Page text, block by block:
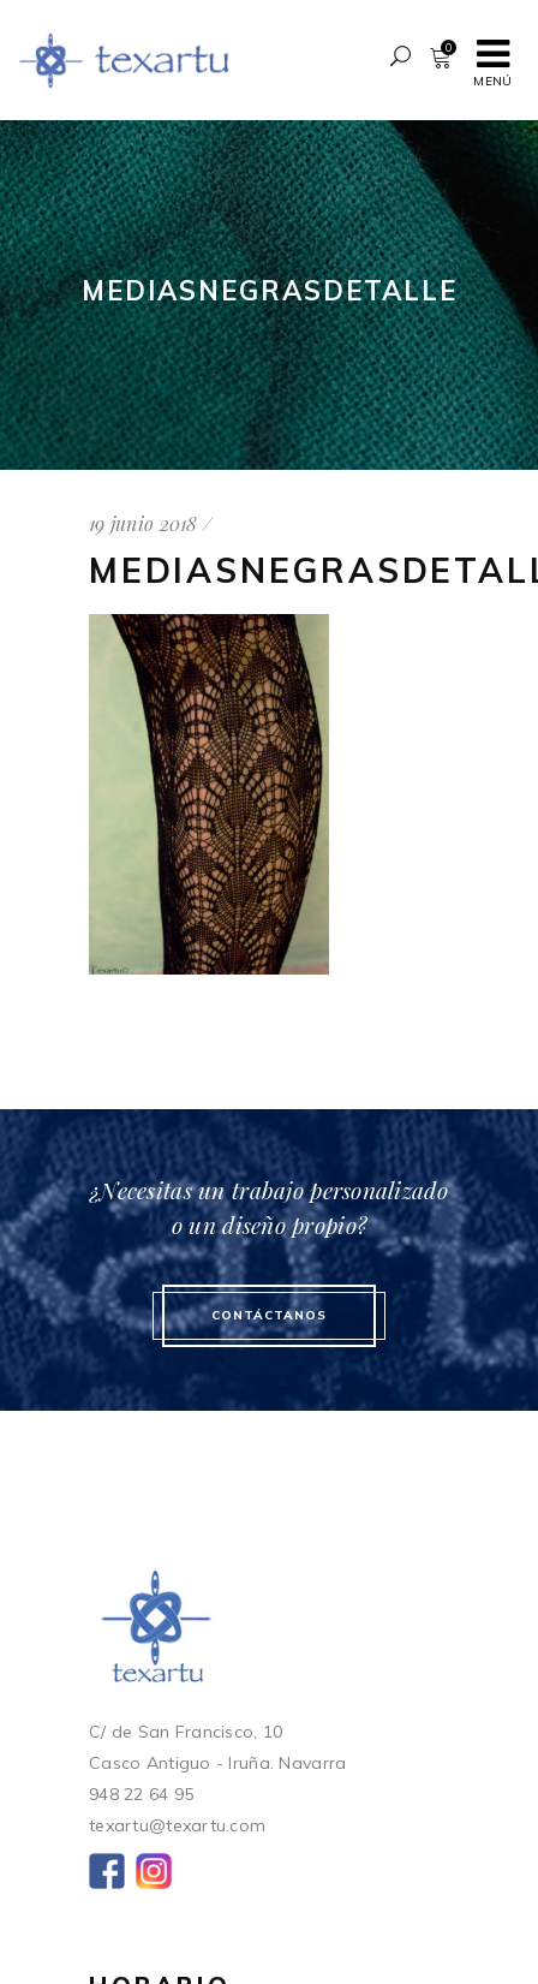
MENÚ
0
MEDIASNEGRASDETALLE
19 junio 2018
¿Necesitas un trabajo personalizado
o un diseño propio?
CONTÁCTANOS
C/ de San Francisco, 10
Casco Antiguo - Iruña. Navarra
948 22 64 95
texartu@texartu.com